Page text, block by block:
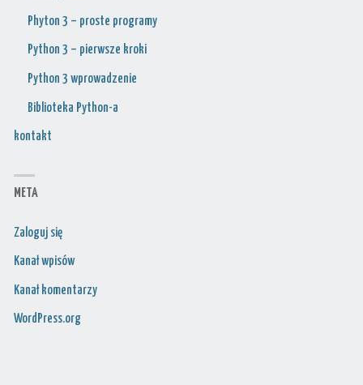
Phyton 3 – proste programy
Python 3 – pierwsze kroki
Python 3 wprowadzenie
Biblioteka Python-a
kontakt
META
Zaloguj się
Kanał wpisów
Kanał komentarzy
WordPress.org